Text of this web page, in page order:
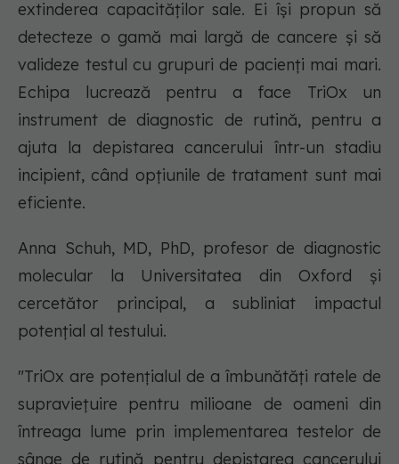
extinderea capacităților sale. Ei își propun să
detecteze o gamă mai largă de cancere și să
valideze testul cu grupuri de pacienți mai mari.
Echipa lucrează pentru a face TriOx un
instrument de diagnostic de rutină, pentru a
ajuta la depistarea cancerului într-un stadiu
incipient, când opțiunile de tratament sunt mai
eficiente.
Anna Schuh, MD, PhD, profesor de diagnostic
molecular la Universitatea din Oxford și
cercetător principal, a subliniat impactul
potențial al testului.
"TriOx are potențialul de a îmbunătăți ratele de
supraviețuire pentru milioane de oameni din
întreaga lume prin implementarea testelor de
sânge de rutină pentru depistarea cancerului